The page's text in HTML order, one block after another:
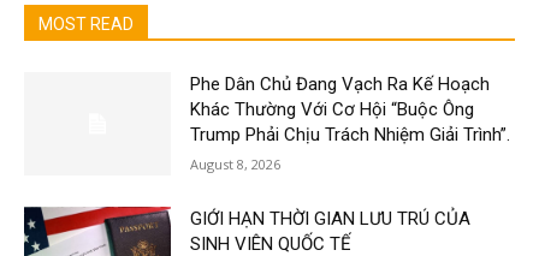
MOST READ
Phe Dân Chủ Đang Vạch Ra Kế Hoạch
Khác Thường Với Cơ Hội “Buộc Ông
Trump Phải Chịu Trách Nhiệm Giải Trình”.
August 8, 2026
GIỚI HẠN THỜI GIAN LƯU TRÚ CỦA
SINH VIÊN QUỐC TẾ